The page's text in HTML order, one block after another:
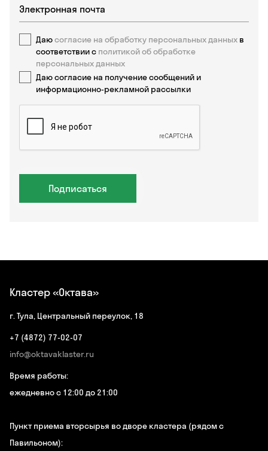
Даюсогласие на обработку персональных данных в
соответствии с политикой об обработке
персональных данных
Даю согласие на получение сообщений и
информационно-рекламной рассылки
Подписаться
Кластер «Октава»
г. Тула, Центральный переулок, 18
+7 (4872) 77-02-07
info@oktavaklaster.ru
Время работы:
ежедневно с 12:00 до 21:00
Пункт приема вторсырья во дворе кластера (рядом с
Павильоном):